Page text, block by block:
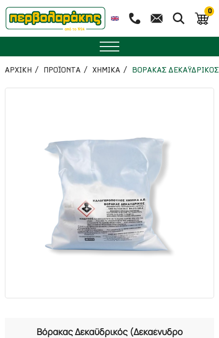
0
ΜΠΑΧΑΡΙΚΑ
ΒΟΤΑΝΑ
ΖΑΧΑΡΟΠΛΑΣΤΙΚΗ
ΑΙΘΕΡΙΑ ΕΛΑΙΑ
ΑΡΧΙΚΉ ΠΡΟΪΟΝΤΑ ΧΗΜΙΚΑ ΒΟΡΑΚΑΣ
Βόρακας Δεκαϋδρικός (Δεκαένυδρο